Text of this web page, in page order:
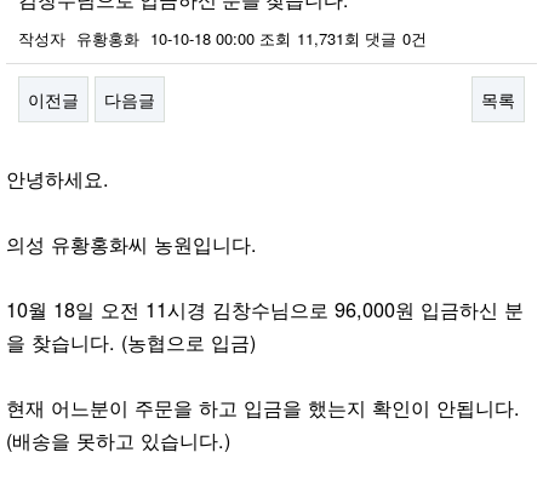
작성자 유황홍화 10-10-18 00:00 조회 11,731회 댓글 0건
이전글 다음글 목록
안녕하세요.
의성 유황홍화씨 농원입니다.
10월 18일 오전 11시경 김창수님으로 96,000원 입금하신 분
을 찾습니다. (농협으로 입금)
현재 어느분이 주문을 하고 입금을 했는지 확인이 안됩니다.
(배송을 못하고 있습니다.)